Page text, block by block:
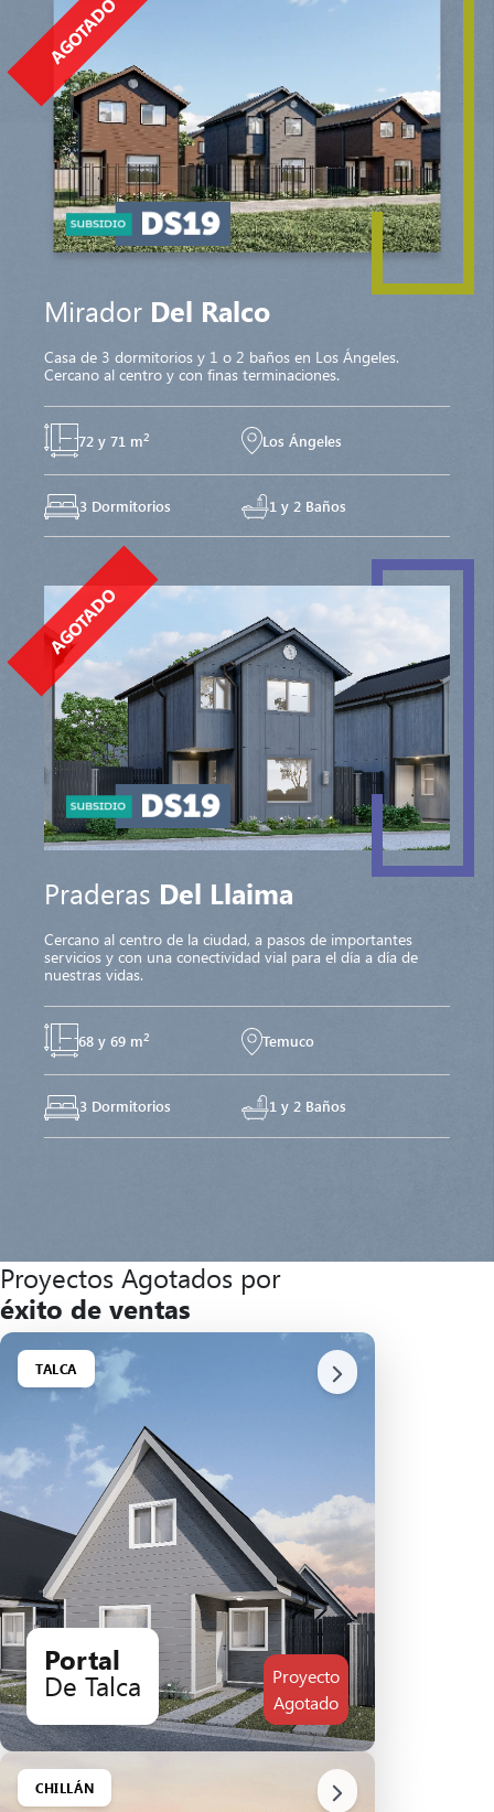
AGOTADO
Mirador Del Ralco
Casa de 3 dormitorios y 1 o 2 baños en Los Ángeles.
Cercano al centro y con finas terminaciones.
72 y 71 m2 Los Ángeles
3 Dormitorios 1 y 2 Baños
AGOTADO
Praderas Del Llaima
Cercano al centro de la ciudad, a pasos de importantes
servicios y con una conectividad vial para el día a día de
nuestras vidas.
68 y 69 m2 Temuco
3 Dormitorios 1 y 2 Baños
Proyectos Agotados por
éxito de ventas
TALCA
Portal
De Talca
Proyecto
Agotado
CHILLÁN